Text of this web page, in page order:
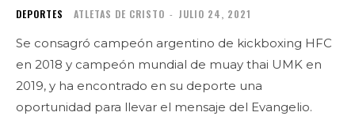
DEPORTES ATLETAS DE CRISTO - JULIO 24, 2021
Se consagró campeón argentino de kickboxing HFC
en 2018 y campeón mundial de muay thai UMK en
2019, y ha encontrado en su deporte una
oportunidad para llevar el mensaje del Evangelio.